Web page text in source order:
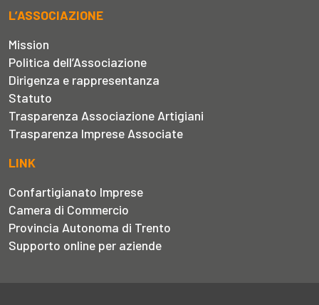
L’ASSOCIAZIONE
Mission
Politica dell’Associazione
Dirigenza e rappresentanza
Statuto
Trasparenza Associazione Artigiani
Trasparenza Imprese Associate
LINK
Confartigianato Imprese
Camera di Commercio
Provincia Autonoma di Trento
Supporto online per aziende